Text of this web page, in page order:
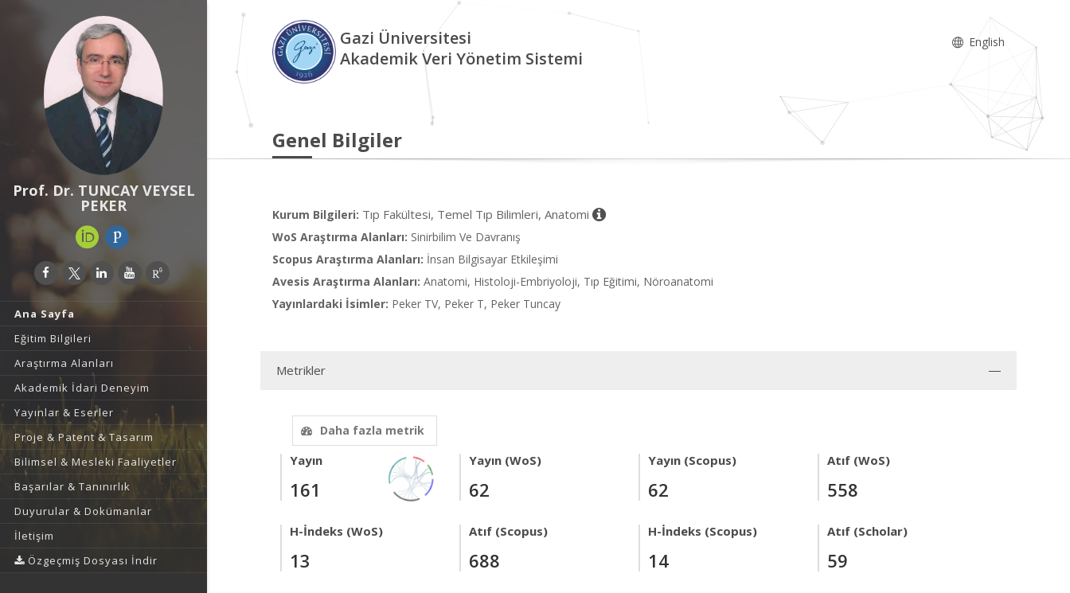
Prof. Dr. TUNCAY VEYSEL
PEKER
Ana Sayfa
Eğitim Bilgileri
Araştırma Alanları
Akademik İdari Deneyim
Yayınlar & Eserler
Proje & Patent & Tasarım
Bilimsel & Mesleki Faaliyetler
Başarılar & Tanınırlık
Duyurular & Dokümanlar
İletişim
Özgeçmiş Dosyası İndir
Gazi Üniversitesi
Akademik Veri Yönetim Sistemi
English
Genel Bilgiler
Kurum Bilgileri: Tıp Fakültesi, Temel Tıp Bilimleri, Anatomi
WoS Araştırma Alanları: Sinirbilim Ve Davranış
Scopus Araştırma Alanları: İnsan Bilgisayar Etkileşimi
Avesis Araştırma Alanları: Anatomi, Histoloji-Embriyoloji, Tıp Eğitimi, Nöroanatomi
Yayınlardaki İsimler: Peker TV, Peker T, Peker Tuncay
Metrikler
Daha fazla metrik
Yayın
161
Yayın (WoS)
62
Yayın (Scopus)
62
Atıf (WoS)
558
H-İndeks (WoS)
13
Atıf (Scopus)
688
H-İndeks (Scopus)
14
Atıf (Scholar)
59